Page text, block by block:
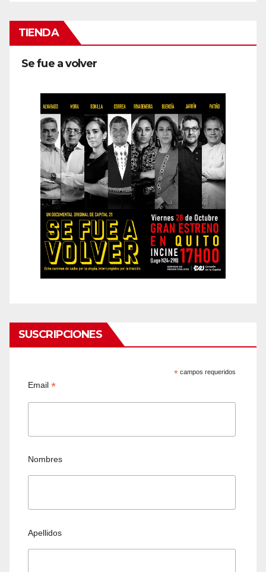
TIENDA
Se fue a volver
SUSCRIPCIONES
* campos requeridos
Email*
Nombres
Apellidos